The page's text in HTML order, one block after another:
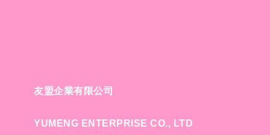
友盟企業有限公司
YUMENG ENTERPRISE CO., LTD